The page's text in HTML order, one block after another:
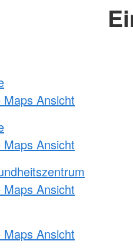
Ansicht
Ansicht
Ansicht
Ansicht